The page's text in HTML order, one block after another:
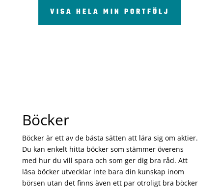
VISA HELA MIN PORTFÖLJ
Böcker
Böcker är ett av de bästa sätten att lära sig om aktier.
Du kan enkelt hitta böcker som stämmer överens
med hur du vill spara och som ger dig bra råd. Att
läsa böcker utvecklar inte bara din kunskap inom
börsen utan det finns även ett par otroligt bra böcker